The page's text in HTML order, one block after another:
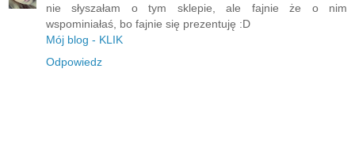
nie słyszałam o tym sklepie, ale fajnie że o nim
wspominiałaś, bo fajnie się prezentuję :D
Mój blog - KLIK
Odpowiedz